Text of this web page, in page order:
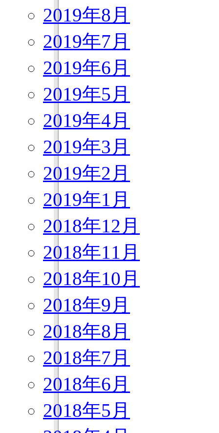
2019年8月
2019年7月
2019年6月
2019年5月
2019年4月
2019年3月
2019年2月
2019年1月
2018年12月
2018年11月
2018年10月
2018年9月
2018年8月
2018年7月
2018年6月
2018年5月